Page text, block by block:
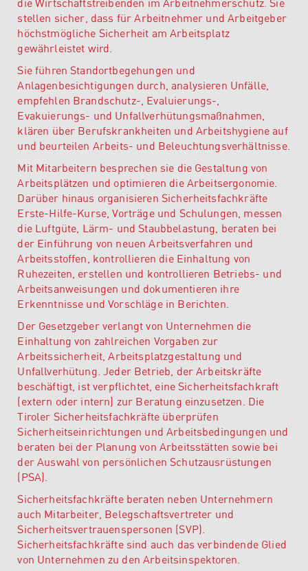
stellen sicher, dass für Arbeitnehmer und Arbeitgeber
höchstmögliche Sicherheit am Arbeitsplatz
gewährleistet wird.
Sie führen Standortbegehungen und
Anlagenbesichtigungen durch, analysieren Unfälle,
empfehlen Brandschutz-, Evaluierungs-,
Evakuierungs- und Unfallverhütungsmaßnahmen,
klären über Berufskrankheiten und Arbeitshygiene auf
und beurteilen Arbeits- und Beleuchtungsverhältnisse.
Mit Mitarbeitern besprechen sie die Gestaltung von
Arbeitsplätzen und optimieren die Arbeitsergonomie.
Darüber hinaus organisieren Sicherheitsfachkräfte
Erste-Hilfe-Kurse, Vorträge und Schulungen, messen
die Luftgüte, Lärm- und Staubbelastung, beraten bei
der Einführung von neuen Arbeitsverfahren und
Arbeitsstoffen, kontrollieren die Einhaltung von
Ruhezeiten, erstellen und kontrollieren Betriebs- und
Arbeitsanweisungen und dokumentieren ihre
Erkenntnisse und Vorschläge in Berichten.
Der Gesetzgeber verlangt von Unternehmen die
Einhaltung von zahlreichen Vorgaben zur
Arbeitssicherheit, Arbeitsplatzgestaltung und
Unfallverhütung. Jeder Betrieb, der Arbeitskräfte
beschäftigt, ist verpflichtet, eine Sicherheitsfachkraft
(extern oder intern) zur Beratung einzusetzen. Die
Tiroler Sicherheitsfachkräfte überprüfen
Sicherheitseinrichtungen und Arbeitsbedingungen und
beraten bei der Planung von Arbeitsstätten sowie bei
der Auswahl von persönlichen Schutzausrüstungen
(PSA).
Sicherheitsfachkräfte beraten neben Unternehmern
auch Mitarbeiter, Belegschaftsvertreter und
Sicherheitsvertrauenspersonen (SVP).
Sicherheitsfachkräfte sind auch das verbindende Glied
von Unternehmen zu den Arbeitsinspektoren.